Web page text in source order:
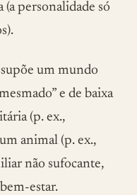
(a personalidade só
um mundo
e de baixa
(p. ex.,
animal (p. ex.,
não sufocante,
estar.